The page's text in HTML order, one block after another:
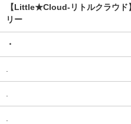
【Little★Cloud-リトルクラウ
リー
・
.
.
.